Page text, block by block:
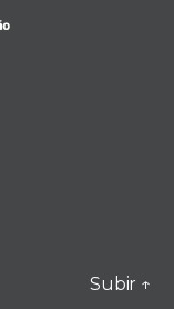
Subir ↑